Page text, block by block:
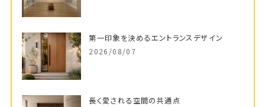
第一印象を決めるエントランスデザイン
2026/08/07
長く愛される空間の共通点